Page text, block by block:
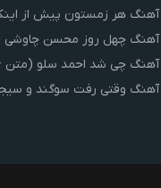
آهنگ هر زمستون پیش از
آهنگ چهل روز محسن چاوشی
آهنگ چی شد احمد سلو (متن
آهنگ وقتی رفت سوگند و